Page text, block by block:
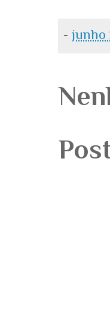
-junho